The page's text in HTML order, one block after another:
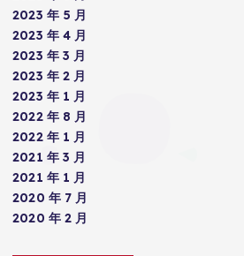
2023 年 5 月
2023 年 4 月
2023 年 3 月
2023 年 2 月
2023 年 1 月
2022 年 8 月
2022 年 1 月
2021 年 3 月
2021 年 1 月
2020 年 7 月
2020 年 2 月